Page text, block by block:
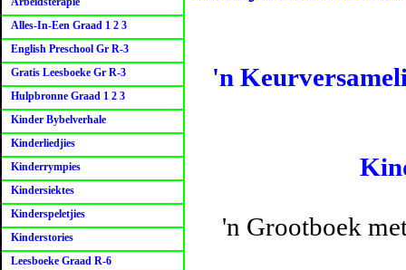
Alles-In-Een Graad 1 2 3
English Preschool Gr R-3
Gratis Leesboeke Gr R-3
Hulpbronne Graad 1 2 3
Kinder Bybelverhale
Kinderliedjies
Kinderrympies
Kindersiektes
Kinderspeletjies
Kinderstories
Leesboeke Graad R-6
'n
'n Grootboek